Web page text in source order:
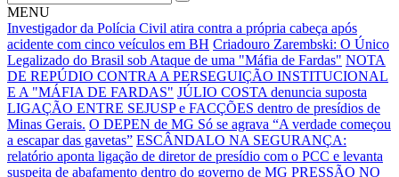
MENU
Investigador da Polícia Civil atira contra a própria cabeça após
acidente com cinco veículos em BH Criadouro Zarembski: O Único
Legalizado do Brasil sob Ataque de uma "Máfia de Fardas" NOTA
DE REPÚDIO CONTRA A PERSEGUIÇÃO INSTITUCIONAL
E A "MÁFIA DE FARDAS" JÚLIO COSTA denuncia suposta
LIGAÇÃO ENTRE SEJUSP e FACÇÕES dentro de presídios de
Minas Gerais. O DEPEN de MG Só se agrava “A verdade começou
a escapar das gavetas” ESCÂNDALO NA SEGURANÇA:
relatório aponta ligação de diretor de presídio com o PCC e levanta
suspeita de abafamento dentro do governo de MG PRESSÃO NO